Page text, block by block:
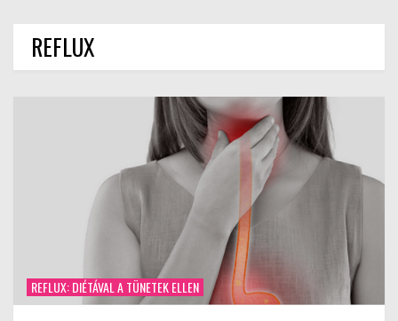
REFLUX
REFLUX: DIÉTÁVAL A TÜNETEK ELLEN